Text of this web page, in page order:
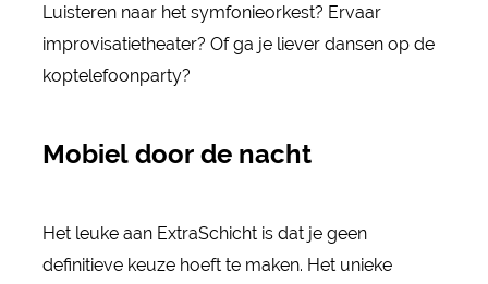
Luisteren naar het symfonieorkest? Ervaar
improvisatietheater? Of ga je liever dansen op de
koptelefoonparty?
Mobiel door de nacht
Het leuke aan ExtraSchicht is dat je geen
definitieve keuze hoeft te maken. Het unieke